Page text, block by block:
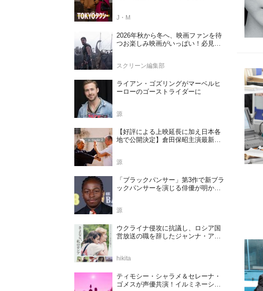
J・M
2026年秋から冬へ、映画ファンを待
つお楽しみ映画がいっぱい！必見の
スクリーン編集部
ライアン・ゴズリングがマーベルヒ
ーローのゴーストライダーに
源
【好評による上映延長に加え日本各
地で公開決定】倉田保昭主演最新作
源
「ブラックパンサー」第3作で新ブラ
ックパンサーを演じる俳優が明かさ
源
ウクライナ侵攻に抗議し、ロシア国
営放送の職を辞したジャンナ・アガ
決定
hikita
ティモシー・シャラメ＆セレーナ・
ゴメスが声優共演！イルミネーショ